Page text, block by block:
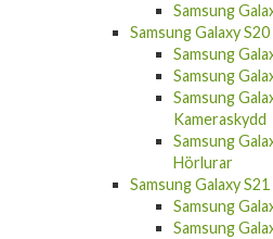
Samsung
Samsung Galaxy S20
Samsung
Samsung
Samsung
Kameraskydd
Samsung
Hörlurar
Samsung Galaxy S21
Samsung
Samsung